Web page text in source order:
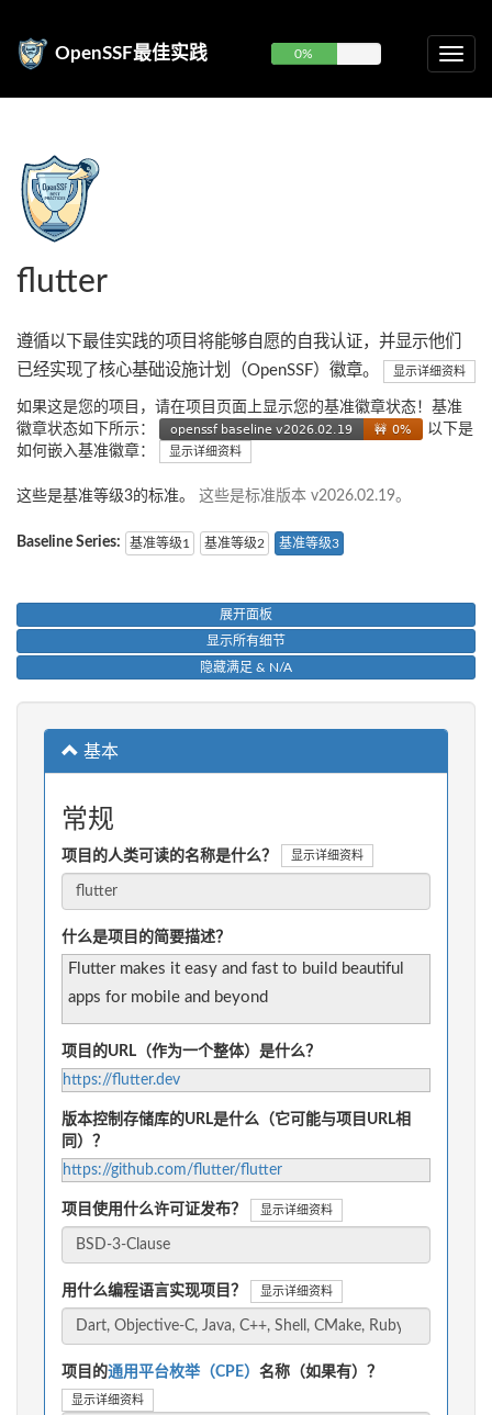
OpenSSF最佳实践 0%
flutter
遵循以下最佳实践的项目将能够自愿的自我认证，并显示他们
已经实现了核心基础设施计划（OpenSSF）徽章。
显示详细资料
如果这是您的项目，请在项目页面上显示您的基准徽章状态！基准
徽章状态如下所示：
以下是
如何嵌入基准徽章：
显示详细资料
这些是基准等级3的标准。 这些是标准版本 v2026.02.19。
Baseline Series: 基准等级1 基准等级2 基准等级3
展开面板
显示所有细节
隐藏满足 & N/A
基本
常规
项目的人类可读的名称是什么？ 显示详细资料
什么是项目的简要描述？
Flutter makes it easy and fast to build beautiful
apps for mobile and beyond
项目的URL（作为一个整体）是什么？
https://flutter.dev
版本控制存储库的URL是什么（它可能与项目URL相
同）？
https://github.com/flutter/flutter
项目使用什么许可证发布？ 显示详细资料
用什么编程语言实现项目？ 显示详细资料
项目的通用平台枚举（CPE） 名称（如果有）？
显示详细资料